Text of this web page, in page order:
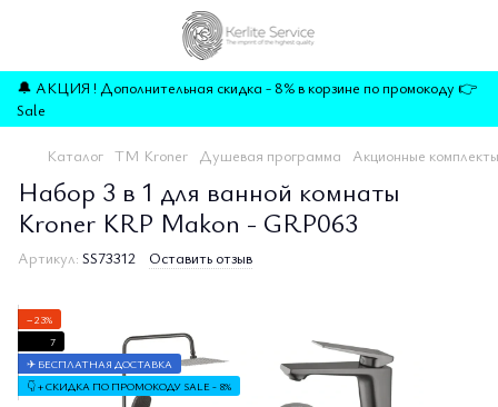
🔔 АКЦИЯ ! Дополнительная скидка - 8% в корзине по промокоду 👉
Sale
Каталог TM Kroner Душевая программа Акционные
Набор 3 в 1 для ванной комнаты
Kroner KRP Makon - GRP063
Артикул: SS73312 Оставить отзыв
−23%
7
✈ БЕСПЛАТНАЯ ДОСТАВКА
👇 + СКИДКА ПО ПРОМОКОДУ SALE - 8%